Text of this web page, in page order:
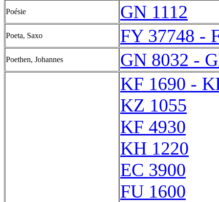
Poésie GN 1112
Poeta, Saxo FY 37748 -
Poethen, Johannes
GN 8032 -
KF 1690 -
KZ 1055
KF 4930
KH 1220
EC 3900
FU 1600